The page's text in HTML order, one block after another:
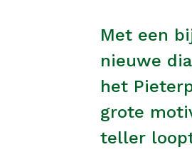
Met een
nieuwe
het
grote
teller